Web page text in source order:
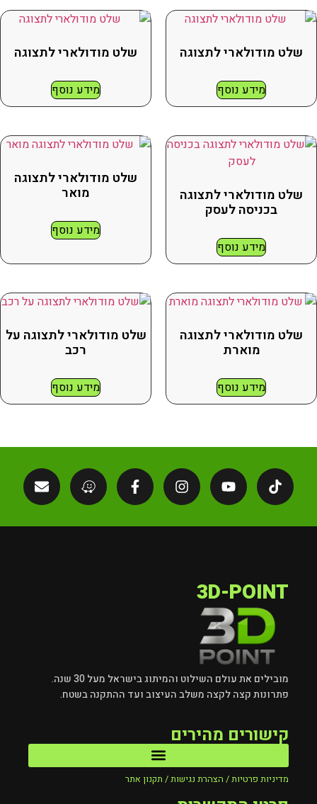
שלט מודולארי לתצוגה
מידע נוסף
שלט מודולארי לתצוגה
מידע נוסף
שלט מודולארי לתצוגה
בכניסה לעסק
מידע נוסף
שלט מודולארי לתצוגה
מואר
מידע נוסף
שלט מודולארי לתצוגה
מוארת
מידע נוסף
שלט מודולארי לתצוגה על
רכב
מידע נוסף
3D-POINT
מובילים את עולם השילוט והמיתוג בישראל מעל 30 שנה.
פתרונות קצה לקצה משלב העיצוב ועד ההתקנה בשטח.
קישורים מהירים
מדיניות פרטיות / הצהרת נגישות / תקנון אתר